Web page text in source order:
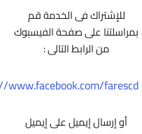
فى الخدمة قم
على صفحة الفيسبوك
من الرابط التالى :
https://www.facebook.com/
إرسال إيميل على إيميل